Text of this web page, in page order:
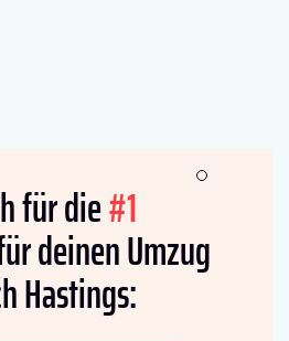
für die#1
deinen Umzug
Hastings: